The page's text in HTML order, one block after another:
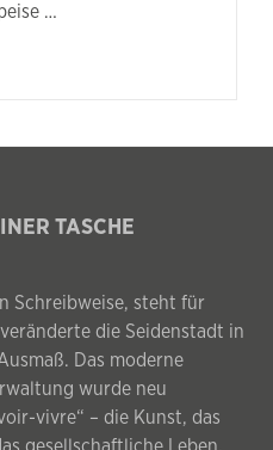
…
TASCHE
Schreibweise, steht für
die Seidenstadt in
Das moderne
wurde neu
vivre“ – die Kunst, das
gesellschaftliche Leben.